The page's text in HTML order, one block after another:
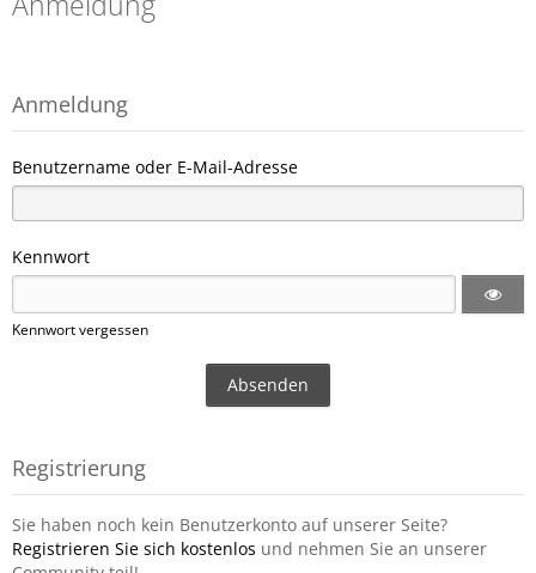
Anmeldung
Benutzername oder E-Mail-Adresse
Kennwort
Kennwort vergessen
Registrierung
Sie haben noch kein Benutzerkonto auf unserer Seite?
Registrieren Sie sich kostenlos und nehmen Sie an unserer